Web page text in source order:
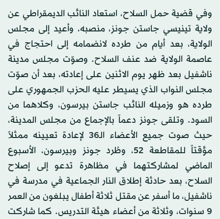
وفي قضية حمل السلاح، استعاد النائب الديمقراطي عن
ولاية تينيسي جاستن جونز، منصبه، وأعيد إلى مجلس
الولاية، بعد أيام من طرده لانضمامه إلى احتجاج في
عاصمة الولاية ضد عنف السلاح. وصوّت مجلس مدينة
ناشفيل بعد ظهر يوم الاثنين على إعادته، بعد أن صوّت
مجلس النواب الذي يسيطر عليه الحزب الجمهوري على
طرده هو وزميله النائب جاستن بيرسون، وكلاهما من
السود. وتلقى جونز دعماً بالإجماع من مجلس المدينة،
حيث صوت جميع الأعضاء الـ36 لإعادة تعيينه ممثلاً
مؤقتاً للمقاطعة 52، وطُرد جونز وبيرسون، الأسبوع
الماضي لمشاركتهما في مظاهرة تدعو إلى إصلاح
السلاح، بعد حادثة إطلاق النار الجماعية في مدرسة في
ناشفيل، ما أسفر عن مقتل ثلاثة أطفال يبلغون من العمر
9 سنوات، وثلاثة من أعضاء هيئة التدريس. كما شاركت